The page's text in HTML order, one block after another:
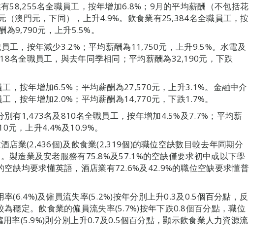
58,255名全職員工，按年增加6.8%；9月的平均薪酬（不包括花
（澳門元，下同），上升4.9%。飲食業有25,384名全職員工，按
為9,790元，上升5.5%。
工，按年減少3.2%；平均薪酬為11,750元，上升9.5%。水電及
名全職員工，與去年同季相同；平均薪酬為32,190元，下跌
，按年增加6.5%；平均薪酬為27,570元，上升3.1%。金融中介
，按年增加2.0%；平均薪酬為14,770元，下跌1.7%。
別有1,473名及810名全職員工，按年增加4.5%及7.7%；平均薪
元，上升4.4%及10.9%。
店業(2,436個)及飲食業(2,319個)的職位空缺數目較去年同期分
製造業及安老服務有75.8%及57.1%的空缺僅要求初中或以下學
空缺均要求懂英語，酒店業有72.6%及42.9%的職位空缺要求懂普
率(6.4%)及僱員流失率(5.2%)按年分別上升0.3及0.5個百分點，反
為穩定。飲食業的僱員流失率(5.7%)按年下跌0.8個百分點，職位
用率(5.9%)則分別上升0.7及0.5個百分點，顯示飲食業人力資源流